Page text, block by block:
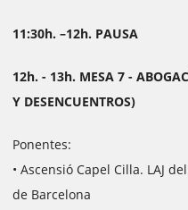
11:30h. –12h. PAUSA
12h. - 13h. MESA 7 -
Y DESENCUENTROS)
Ponentes:
• Ascensió Capel Cilla. LAJ
de Barcelona